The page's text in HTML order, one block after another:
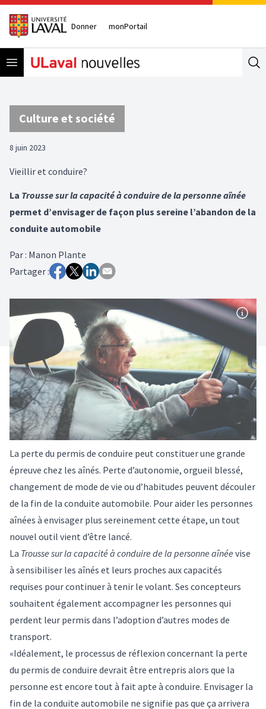
Donner monPortail
Open menu
Culture et société
8 juin 2023
Vieillir et conduire?
La Trousse sur la capacité à conduire de la personne aînée
permet d’envisager de façon plus sereine l’abandon de la
conduite automobile
Par: Manon Plante
Partager :
La perte du permis de conduire peut constituer une grande
épreuve chez les aînés. Perte d’autonomie, orgueil blessé,
changement de mode de vie ou d’habitudes peuvent découler
de la fin de la conduite automobile. Pour aider les personnes
aînées à envisager plus sereinement cette étape, un tout
nouvel outil vient d’être lancé.
La Trousse sur la capacité à conduire de la personne aînée vise
à sensibiliser les aînés et leurs proches aux capacités
requises pour continuer à tenir le volant. Ses concepteurs
souhaitent également accompagner les personnes qui
perdent leur permis dans l’adoption d’autres modes de
transport.
«Idéalement, le processus de réflexion concernant la perte
du permis de conduire devrait être entrepris alors que la
personne est encore tout à fait apte à conduire. Envisager la
fin de la conduite automobile ne signifie pas que ça arrivera